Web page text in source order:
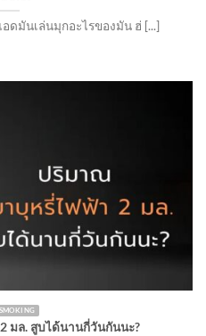
ดมันเล่นมุกอะไรของมัน ฮ่ [...]
มล. สูบได้นานกี่วันกันนะ?